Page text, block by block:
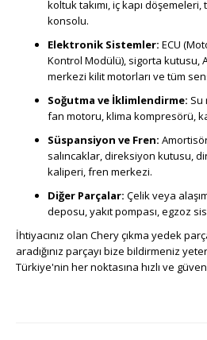
koltuk takımı, iç kapı
konsolu.
Elektronik Sistemler: ECU
Kontrol Modülü), sigorta kutusu,
merkezi kilit motorları ve tüm
Soğutma ve İklimlendirme: Su
fan motoru, klima kompresörü,
Süspansiyon ve Fren:
salıncaklar, direksiyon kutusu,
kaliperi, fren merkezi.
Diğer Parçalar: Çelik veya
deposu, yakıt pompası, egzoz
İhtiyacınız olan Chery çıkma yedek
aradığınız parçayı bize bildirmeniz
Türkiye'nin her noktasına hızlı ve